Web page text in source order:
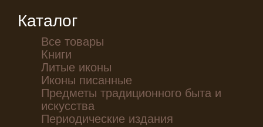
Каталог
Все товары
Книги
Литые иконы
Иконы писанные
Предметы традиционного быта и
искусства
Периодические издания